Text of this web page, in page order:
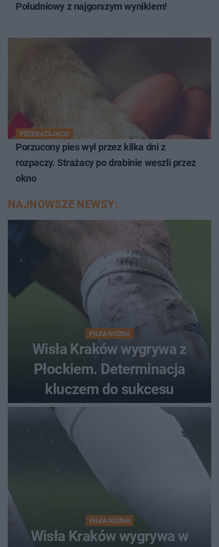
Południowy z najgorszym wynikiem!
PRZERAŻAJĄCE!
Porzucony pies wył przez kilka dni z
rozpaczy. Strażacy po drabinie weszli przez
okno
NAJNOWSZE NEWSY:
PIŁKA NOŻNA
Wisła Kraków wygrywa z
Płockiem. Determinacja
kluczem do sukcesu
PIŁKA NOŻNA
Wisła Kraków wygrywa w